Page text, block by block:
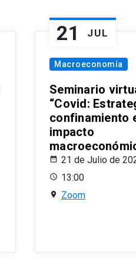
21 JUL
Macroeconomía
Seminario
“Covid:
confinamiento
impacto
21 de Julio de
13:00
Zoom